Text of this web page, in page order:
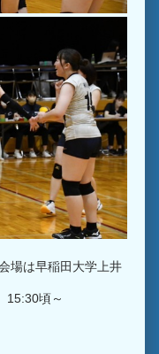
場は早稲田大学上井
頃～